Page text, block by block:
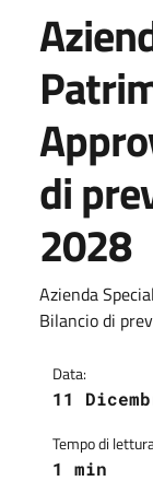
di
2028
Azienda
Bilancio di
Data:
11
Tempo di
1 min